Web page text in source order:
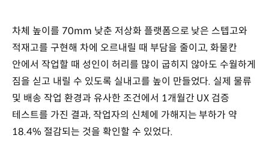
차체 높이를 70mm 낮춘 저상화 플랫폼으로 낮은 스텝고와
적재고를 구현해 차에 오르내릴 때 부담을 줄이고, 화물칸
안에서 작업할 때 성인이 허리를 많이 굽히지 않아도 수월하게
짐을 싣고 내릴 수 있도록 실내고를 높이 만들었다. 실제 물류
및 배송 작업 환경과 유사한 조건에서 1개월간 UX 검증
테스트를 가진 결과, 작업자의 신체에 가해지는 부하가 약
18.4% 절감되는 것을 확인할 수 있었다.